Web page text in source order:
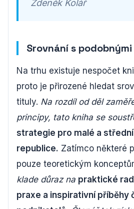
Zdeněk Kolář
Srovnání s
Na trhu existuje nespočet
proto je přirozené hledat
tituly. Na rozdíl od děl
principy, tato kniha se
strategie pro malé a
republice. Zatímco některé
pouze teoretickým
klade důraz na praktické
praxe a inspirativní příběhy